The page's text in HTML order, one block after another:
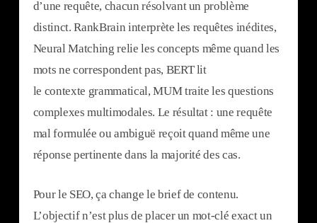
d’une requête, chacun résolvant un problème
distinct. RankBrain interprète les requêtes inédites,
Neural Matching relie les concepts même quand les
mots ne correspondent pas, BERT lit
le contexte grammatical, MUM traite les questions
complexes multimodales. Le résultat : une requête
mal formulée ou ambiguë reçoit quand même une
réponse pertinente dans la majorité des cas.
Pour le SEO, ça change le brief de contenu.
L’objectif n’est plus de placer un mot-clé exact un